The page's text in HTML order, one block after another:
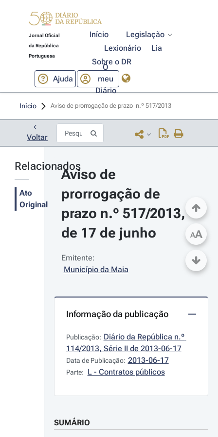
Jornal Oficial
da República
Portuguesa
Início
Legislação
Lexionário
Lia
Sobre o DR
Ajuda
O
meu
Diário
Início Aviso de prorrogação de prazo  n.º 517/2013
Voltar
Relacionados
Ato
Original
Aviso de
prorrogação de
prazo n.º 517/2013,
de 17 de junho
Emitente:
Município da Maia
Informação da publicação
Publicação: Diário da República n.º
114/2013, Série II de 2013-06-17
Data de Publicação: 2013-06-17
Parte: L - Contratos públicos
SUMÁRIO
AA